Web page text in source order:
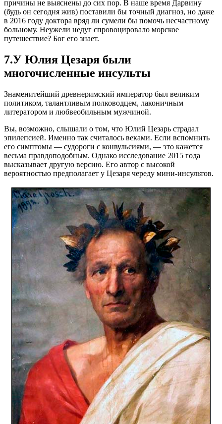
причины не выяснены до сих пор. В наше время Дарвину
(будь он сегодня жив) поставили бы точный диагноз, но даже
в 2016 году доктора вряд ли сумели бы помочь несчастному
больному. Неужели недуг спровоцировало морское
путешествие? Бог его знает.
7.У Юлия Цезаря были
многочисленные инсульты
Знаменитейший древнеримский император был великим
политиком, талантливым полководцем, лаконичным
литератором и любвеобильным мужчиной.
Вы, возможно, слышали о том, что Юлий Цезарь страдал
эпилепсией. Именно так считалось веками. Если вспомнить
его симптомы — судороги с конвульсиями, — это кажется
весьма правдоподобным. Однако исследование 2015 года
высказывает другую версию. Его автор с высокой
вероятностью предполагает у Цезаря череду мини-инсультов.